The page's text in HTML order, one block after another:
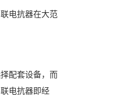
电抗器在大范
配套设备，而
电抗器即经